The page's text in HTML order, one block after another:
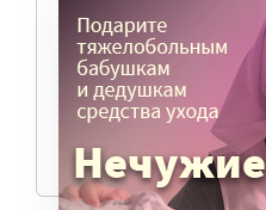
командировки, съемки,
журналистов и
нужны средства.
ПОМОЧЬ ПОРТАЛУ